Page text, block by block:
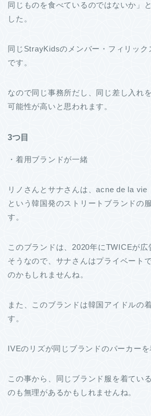
同じものを食べているのではないか」
した。
同じStrayKidsのメンバー・フィリック
です。
なので同じ事務所だし、同じ差し入れ
可能性が高いと思われます。
3つ目
・着用ブランドが一緒
リノさんとサナさんは、acne de la vie
という韓国発のストリートブランドの
す。
このブランドは、2020年にTWICEが広
そうなので、サナさんはプライベート
のかもしれませんね。
また、このブランドは韓国アイドルの
す。
IVEのリズが同じブランドのパーカーを
この事から、同じブランド服を着てい
のも無理があるかもしれませんね。